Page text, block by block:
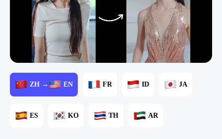
ZH → EN FR ID JA
ES KO TH AR